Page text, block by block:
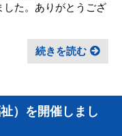
した。ありがとうござ
続きを読む
）を開催しまし